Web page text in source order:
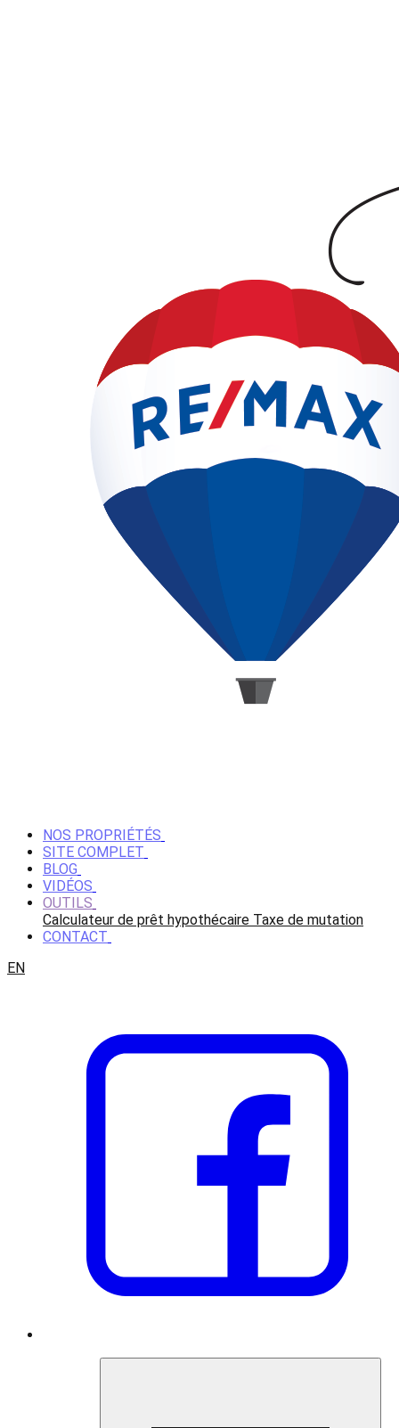
NOS PROPRIÉTÉS
SITE COMPLET
BLOG
VIDÉOS
OUTILS
Calculateur de prêt hypothécaire Taxe de mutation
CONTACT
EN